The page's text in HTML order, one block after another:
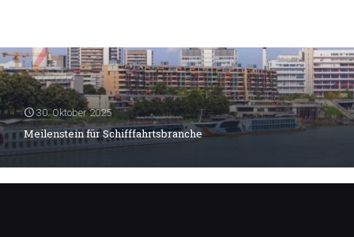
30. Oktober 2025
Meilenstein für Schifffahrtsbranche